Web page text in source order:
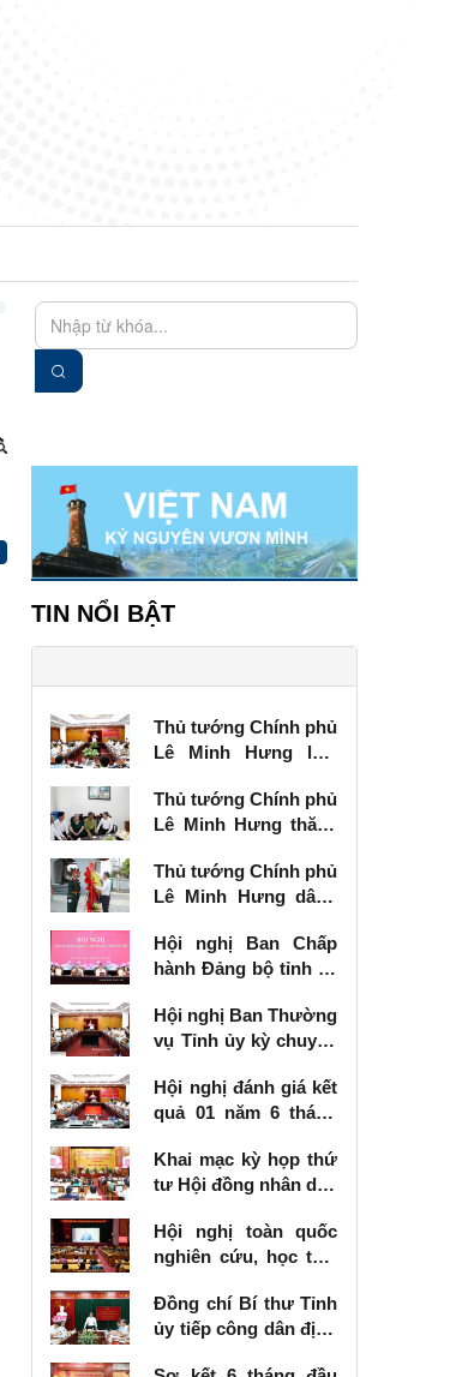
TIN NỔI BẬT
Thủ tướng Chính phủ
Lê Minh Hưng làm
vụ Tỉnh ủy Lạng Sơn
Thủ tướng Chính phủ
Lê Minh Hưng thăm,
binh tại Lạng Sơn
Thủ tướng Chính phủ
Lê Minh Hưng dâng
các Anh hùng liệt sĩ
tại Lạng Sơn
Hội nghị Ban Chấp
hành Đảng bộ tỉnh kỳ
Hội nghị Ban Thường
vụ Tỉnh ủy kỳ chuyên
Hội nghị đánh giá kết
quả 01 năm 6 tháng
số 57-NQ/TW
Khai mạc kỳ họp thứ
tư Hội đồng nhân dân
kỳ 2026 - 2031
Hội nghị toàn quốc
nghiên cứu, học tập,
khai thực hiện Nghị
quyết số 10-NQ/TW
Đồng chí Bí thư Tỉnh
ủy tiếp công dân định